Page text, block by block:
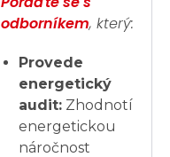
odborníkem, který:
Provede
energetický
audit: Zhodnotí
energetickou
náročnost